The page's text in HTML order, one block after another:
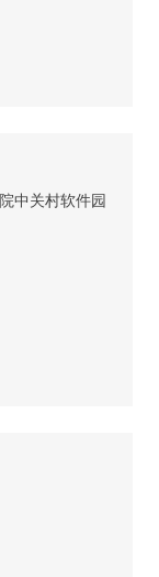
中关村软件园